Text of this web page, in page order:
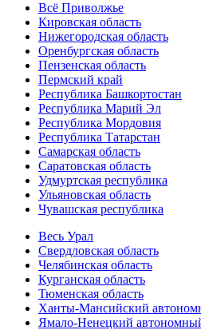
Всё Приволжье
Кировская область
Нижегородская область
Оренбургская область
Пензенская область
Пермский край
Республика Башкортостан
Республика Марий Эл
Республика Мордовия
Республика Татарстан
Самарская область
Саратовская область
Удмуртская республика
Ульяновская область
Чувашская республика
Весь Урал
Свердловская область
Челябинская область
Курганская область
Тюменская область
Ханты-Мансийский
Ямало-Ненецкий